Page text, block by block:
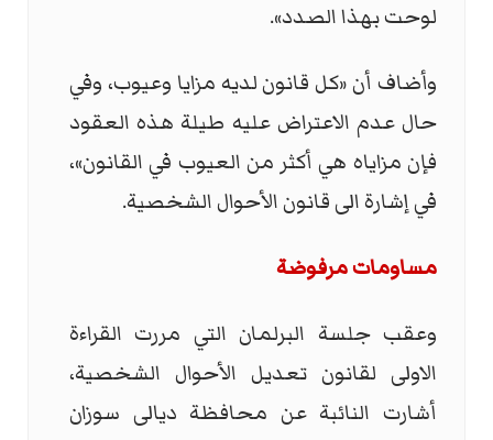
لوحت بهذا الصدد».
وأضاف أن «كل قانون لديه مزايا وعيوب، وفي
حال عدم الاعتراض عليه طيلة هذه العقود
فإن مزاياه هي أكثر من العيوب في القانون»،
في إشارة الى قانون الأحوال الشخصية.
مساومات مرفوضة
وعقب جلسة البرلمان التي مررت القراءة
الاولى لقانون تعديل الأحوال الشخصية،
أشارت النائبة عن محافظة ديالى سوزان